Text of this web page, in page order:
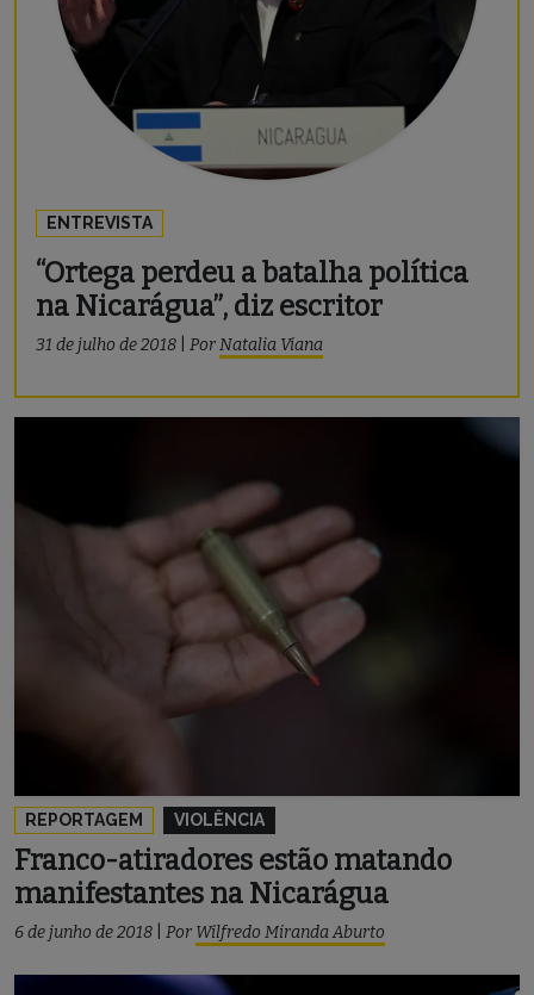
ENTREVISTA
“Ortega perdeu a batalha política
na Nicarágua”, diz escritor
31 de julho de 2018 PorNatalia Viana
REPORTAGEM VIOLÊNCIA
Franco-atiradores estão matando
manifestantes na Nicarágua
6 de junho de 2018 Por Wilfredo Miranda Aburto